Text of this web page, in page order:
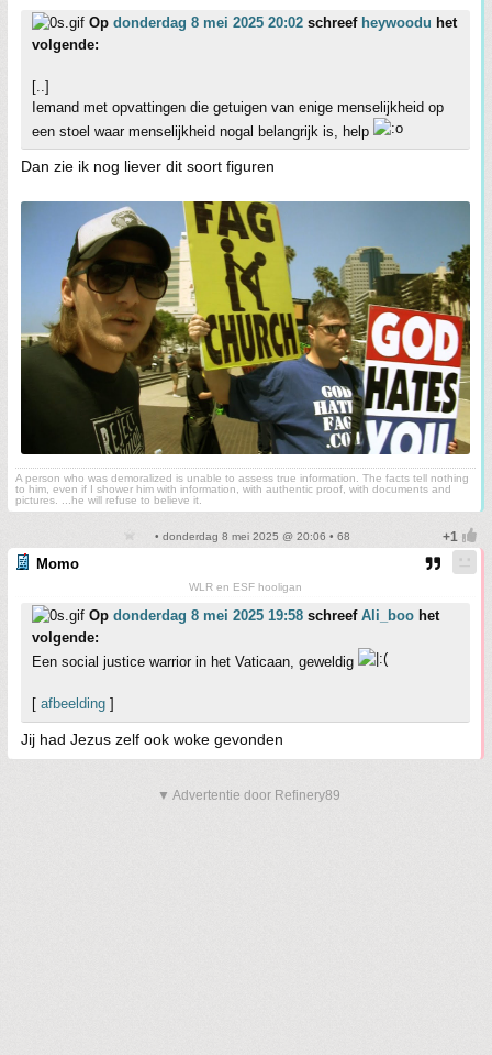
Op donderdag 8 mei 2025 20:02 schreef heywoodu het
volgende:
[..]
Iemand met opvattingen die getuigen van enige menselijkheid op
een stoel waar menselijkheid nogal belangrijk is, help
Dan zie ik nog liever dit soort figuren
A person who was demoralized is unable to assess true information. The facts tell nothing
to him, even if I shower him with information, with authentic proof, with documents and
pictures. ...he will refuse to believe it.
• donderdag 8 mei 2025 @ 20:06 • 68
Momo
WLR en ESF hooligan
Op donderdag 8 mei 2025 19:58 schreef Ali_boo het
volgende:
Een social justice warrior in het Vaticaan, geweldig
[ afbeelding ]
Jij had Jezus zelf ook woke gevonden
▼ Advertentie door Refinery89